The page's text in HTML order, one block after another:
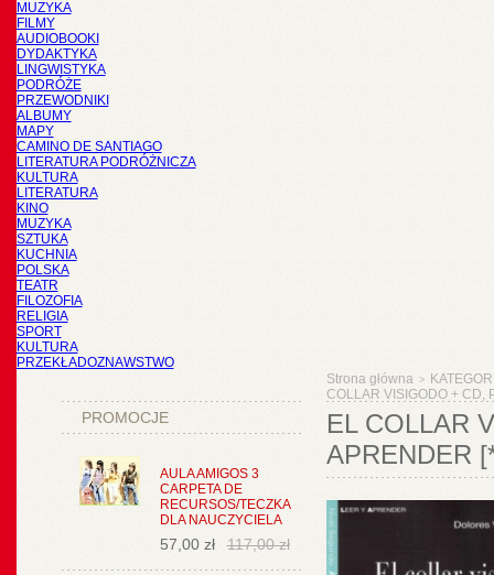
MUZYKA
FILMY
AUDIOBOOKI
DYDAKTYKA
LINGWISTYKA
PODRÓŻE
PRZEWODNIKI
ALBUMY
MAPY
CAMINO DE SANTIAGO
LITERATURA PODRÓŻNICZA
KULTURA
LITERATURA
KINO
MUZYKA
SZTUKA
KUCHNIA
POLSKA
TEATR
FILOZOFIA
RELIGIA
SPORT
KULTURA
PRZEKŁADOZNAWSTWO
PROMOCJE
AULA AMIGOS 3
CARPETA DE
RECURSOS/TECZKA
DLA NAUCZYCIELA
57,00 zł 117,00 zł
Strona główna >
COLLAR VISIGODO + CD,
EL COLLAR
APRENDER